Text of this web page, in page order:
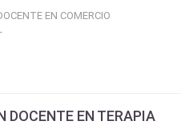
EN COMERCIO
DOCENTE EN TERAPIA